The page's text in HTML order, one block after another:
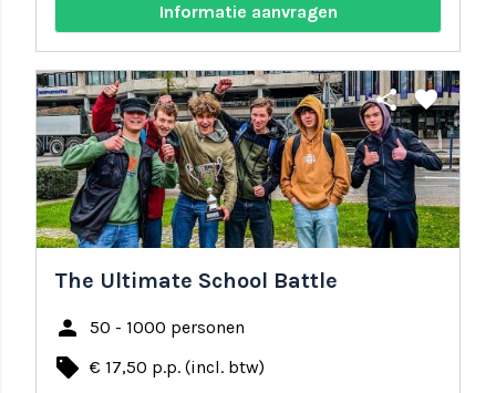
Informatie aanvragen
share favorite
The Ultimate School Battle
person 50 - 1000 personen
local_offer € 17,50 p.p. (incl. btw)